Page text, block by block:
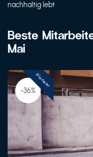
nachhaltig lebt
Beste
Mai
-36%
Pioneer